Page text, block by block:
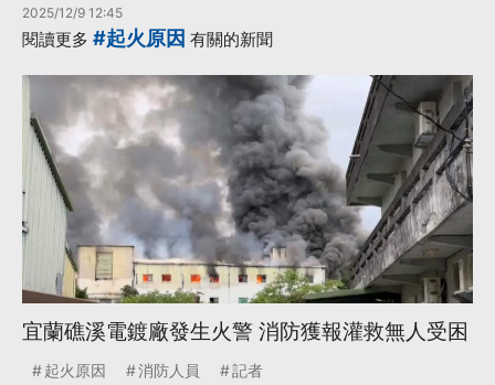
2025/12/9 12:45
閱讀更多 #起火原因 有關的新聞
宜蘭礁溪電鍍廠發生火警 消防獲報灌救無人受困
起火原因 消防人員 記者